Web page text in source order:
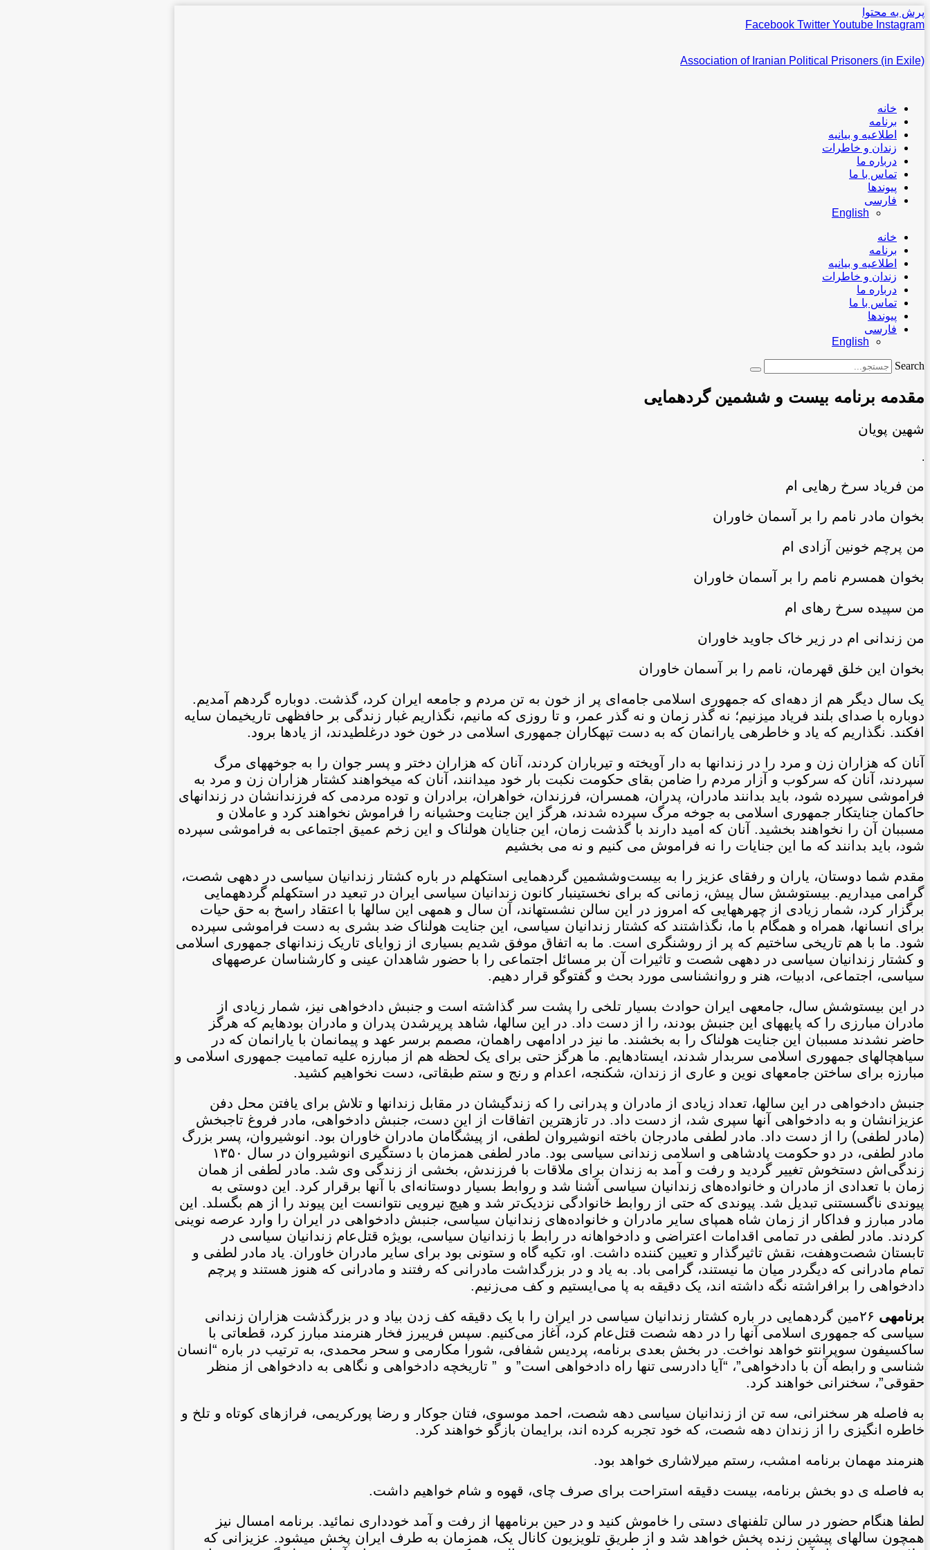
پرش به محتوا
Facebook Twitter Youtube Instagram
Association of Iranian Political Prisoners (in Exile)
خانه
برنامه
اطلاعیه و بیانیه
زندان و خاطرات
درباره ما
تماس با ما
پیوندها
فارسی
English
خانه
برنامه
اطلاعیه و بیانیه
زندان و خاطرات
درباره ما
تماس با ما
پیوندها
فارسی
English
Search
مقدمه برنامه بیست و ششمین گردهمایی
شهین پویان
.
من فریاد سرخ رهایی‏ ام
بخوان مادر نامم را بر آسمان خاوران
من پرچم خونین آزادی ام
بخوان همسرم نامم را بر آسمان خاوران
من سپیده سرخ رهای ام
من زندانی ام در زیر خاک جاوید خاوران
بخوان این خلق قهرمان، نامم را بر آسمان خاوران
یک سال دیگر هم از دهه‌ای که جمهوری اسلامی جامه‌ای پر از خون به تن مردم و جامعه ایران کرد، گذشت. دوباره گرد‏هم آمدیم.
دوباره با صدای بلند فریاد می‏زنیم؛ نه گذر زمان و نه گذر عمر، و تا روزی که مانیم، نگذاریم غبار زندگی بر حافظه‏ی تاریخی‏مان سایه
افکند. نگذاریم که یاد و خاطره‏ی یاران‏مان که به دست تپه‏کاران جمهوری اسلامی در خون خود درغلطیدند، از یادها برود.
آنان که هزاران زن و مرد را در زندان‏ها به دار آویخته و تیرباران کردند، آنان که هزاران دختر و پسر جوان را به جوخه‏های مرگ
سپردند، آنان که سرکوب و آزار مردم را ضامن بقای حکومت نکبت بار خود می‏دانند، آنان که می‏خواهند کشتار هزاران زن و مرد به
فراموشی سپرده شود، باید بدانند مادران، پدران، همسران، فرزندان، خواهران، برادران و توده مردمی که فرزندان‏شان در زندان‏های
حاکمان جنایت‏کار جمهوری اسلامی به جوخه مرگ سپرده شدند، هرگز این جنایت وحشیانه را فراموش نخواهند کرد و عاملان و
مسببان آن را نخواهند بخشید. آنان که امید دارند با گذشت زمان، این جنایان هولناک و این زخم عمیق اجتماعی به فراموشی سپرده
شود، باید بدانند که ما این جنایات را نه فراموش می کنیم و نه می بخشیم
مقدم شما دوستان، یاران و رفقای عزیز را به بیست‌وششمین گردهمایی استکهلم در باره کشتار زندانیان سیاسی در دهه‏ی شصت،
گرامی می‏داریم. بیست‏و‏شش سال پیش، زمانی که برای نخستین‏بار کانون زندانیان سیاسی ایران در تبعید در استکهلم گرده‏همایی
برگزار کرد، شمار زیادی از چهره‏هایی که امروز در این سالن نشسته‏اند، آن سال و همه‏ی این سال‏ها با اعتقاد راسخ به حق حیات
برای انسان‏ها، همراه و همگام با ما، نگذاشتند که کشتار زندانیان سیاسی، این جنایت هولناک ضد بشری به دست فراموشی سپرده
شود. ما با هم تاریخی ساختیم که پر از روشنگری است. ما به اتفاق موفق شدیم بسیاری از زوایای تاریک زندان‏های جمهوری اسلامی
و کشتار زندانیان سیاسی در دهه‏ی شصت و تاثیرات آن بر مسائل اجتماعی را با حضور شاهدان عینی و کارشناسان عرصه‏های
سیاسی، اجتماعی، ادبیات، هنر و روانشناسی مورد بحث و گفت‏وگو قرار دهیم.
در این بیست‏وشش سال، جامعه‏ی ایران حوادث بسیار تلخی را پشت سر گذاشته است و جنبش دادخواهی نیز، شمار زیادی از
مادران مبارزی را که پایه‏های این جنبش بودند، را از دست داد. در این سال‏ها، شاهد پرپرشدن پدران و مادران بوده‏ایم که هرگز
حاضر نشدند مسببان این جنایت هولناک را به بخشند. ما نیز در ادامه‏ی راهمان، مصمم برسر عهد و پیمان‏مان با یاران‏مان که در
سیاهچال‏های جمهوری اسلامی سربدار شدند، ایستاده‏ایم. ما هرگز حتی برای یک لحظه هم از مبارزه علیه تمامیت جمهوری اسلامی و
مبارزه برای ساختن جامعه‏ای نوین و عاری از زندان، شکنجه، اعدام و رنج و ستم طبقاتی، دست نخواهیم کشید.
جنبش دادخواهی در این سال‏ها، تعداد زیادی از مادران و پدرانی را که زندگی‏شان در مقابل زندان‏ها و تلاش برای یافتن محل دفن
عزیزانشان و به دادخواهی آن‏ها سپری شد، از دست داد. در تازه‏ترین اتفاقات از این دست، جنبش دادخواهی، مادر فروغ تاجبخش
(مادر لطفی) را از دست داد. مادر لطفی مادرجان باخته انوشیروان لطفی، از پیشگامان مادران خاوران بود. انوشیروان، پسر بزرگ
مادر لطفی، در دو حکومت پادشاهی و اسلامی زندانی سیاسی بود. مادر لطفی همزمان با دستگیری انوشیروان در سال ١۳۵٠
زندگی‌اش دستخوش تغییر گردید و رفت و آمد به زندان برای ملاقات با فرزندش، بخشی از زندگی وی شد. مادر لطفی از همان
زمان با تعدادی از مادران و خانواده‌های زندانیان سیاسی آشنا شد و روابط بسیار دوستانه‌ای با آنها برقرار کرد. این دوستی به
پیوندی ناگسستنی تبدیل شد. پیوندی که حتی از روابط خانوادگی نزدیک‌تر شد و هیچ نیرویی نتوانست این پیوند را از هم بگسلد. این
مادر مبارز و فداکار از زمان شاه همپای سایر مادران و خانواده‌های زندانیان سیاسی، جنبش دادخواهی در ایران را وارد عرصه نوینی
کردند. مادر لطفی در تمامی اقدامات اعتراضی و دادخواهانه در رابط با زندانیان سیاسی، بویژه قتل‌عام زندانیان سیاسی در
تابستان شصت‌وهفت، نقش تاثیرگذار و تعیین کننده داشت. او، تکیه گاه و ستونی بود برای سایر مادران خاوران. یاد مادر لطفی و
تمام مادرانی که دیگردر میان ما نیستند، گرامی باد. به یاد و در بزرگداشت مادرانی که رفتند و مادرانی که هنوز هستند و پرچم
دادخواهی را برافراشته نگه داشته اند، یک دقیقه به پا می‌ایستیم و کف می‌زنیم.
برنامه‏ی
٢۶مین گردهمایی در باره کشتار زندانیان سیاسی در ایران را با یک دقیقه کف زدن بیاد و در بزرگذشت هزاران زندانی
سیاسی که جمهوری اسلامی آنها را در دهه شصت قتل‌عام کرد، آغاز می‌کنیم. سپس فریبرز فخار هنرمند مبارز کرد، قطعاتی با
ساکسیفون سوپرانتو خواهد نواخت. در بخش بعدی برنامه، پردیس شفافی، شورا مکارمی و سحر محمدی، به ترتیب در باره “انسان
شناسی و رابطه آن با دادخواهی”، “آیا دادرسی تنها راه دادخواهی است” و ” تاریخچه دادخواهی و نگاهی به دادخواهی از منظر
حقوقی”، سخنرانی خواهند کرد.
به فاصله هر سخنرانی، سه تن از زندانیان سیاسی دهه شصت، احمد موسوی، فتان جوکار و رضا پورکریمی، فرازهای کوتاه و تلخ و
خاطره انگیزی را از زندان دهه شصت، که خود تجربه کرده اند، برایمان بازگو خواهند کرد.
هنرمند مهمان برنامه امشب، رستم میرلاشاری خواهد بود.
به فاصله ‏ی دو بخش برنامه‏، بیست دقیقه استراحت برای صرف چای، قهوه و شام خواهیم داشت.
لطفا هنگام حضور در سالن تلفن‏های دستی را خاموش کنید و در حین برنامه‏ها از رفت و آمد خودداری نمائید. برنامه‏ امسال نیز
هم‏چون سال‏های پیشین زنده پخش خواهد شد و از طریق تلویزیون کانال یک، همزمان به طرف ایران پخش می‏شود. عزیزانی که